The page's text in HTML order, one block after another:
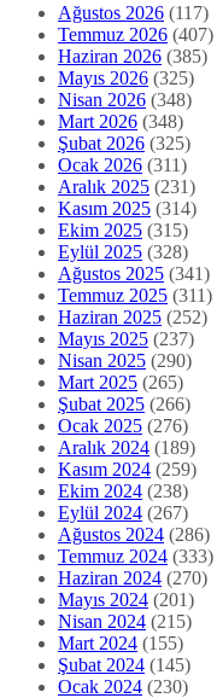
Ağustos 2026 (117)
Temmuz 2026 (407)
Haziran 2026 (385)
Mayıs 2026 (325)
Nisan 2026 (348)
Mart 2026 (348)
Şubat 2026 (325)
Ocak 2026 (311)
Aralık 2025 (231)
Kasım 2025 (314)
Ekim 2025 (315)
Eylül 2025 (328)
Ağustos 2025 (341)
Temmuz 2025 (311)
Haziran 2025 (252)
Mayıs 2025 (237)
Nisan 2025 (290)
Mart 2025 (265)
Şubat 2025 (266)
Ocak 2025 (276)
Aralık 2024 (189)
Kasım 2024 (259)
Ekim 2024 (238)
Eylül 2024 (267)
Ağustos 2024 (286)
Temmuz 2024 (333)
Haziran 2024 (270)
Mayıs 2024 (201)
Nisan 2024 (215)
Mart 2024 (155)
Şubat 2024 (145)
Ocak 2024 (230)